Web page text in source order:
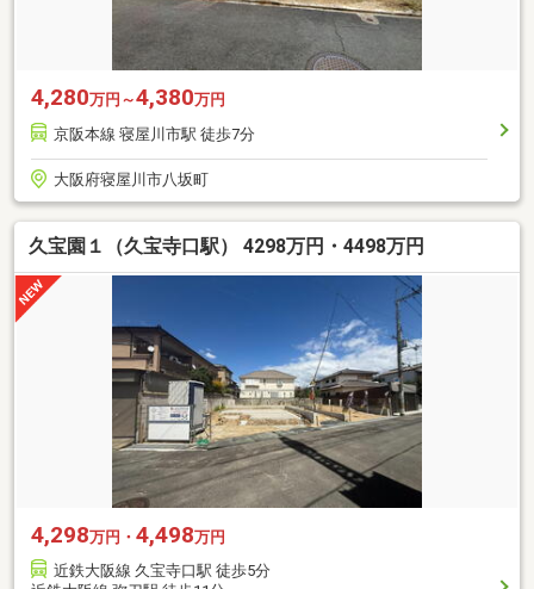
4,280万円～4,380万円
京阪本線 寝屋川市駅 徒歩7分
大阪府寝屋川市八坂町
久宝園１（久宝寺口駅） 4298万円・4498万円
4,298万円・ 4,498万円
近鉄大阪線 久宝寺口駅 徒歩5分